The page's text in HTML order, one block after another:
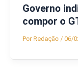
Governo
compor o
PorRedação / 06/